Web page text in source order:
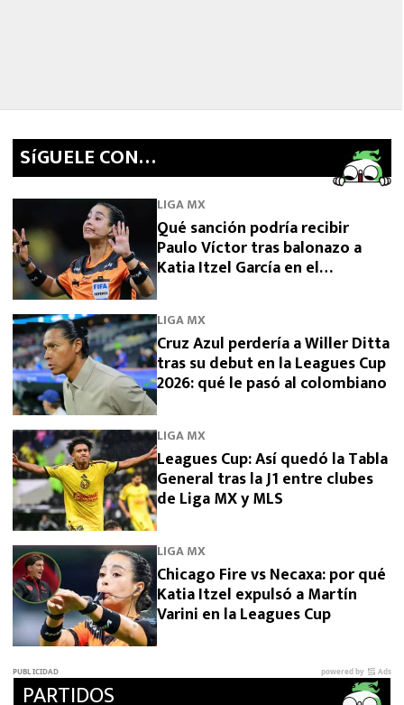
SíGUELE CON…
LIGA MX
Qué sanción podría recibir
Paulo Víctor tras balonazo a
Katia Itzel García en el
LIGA MX
Cruz Azul perdería a Willer Ditta
tras su debut en la Leagues Cup
2026: qué le pasó al colombiano
LIGA MX
Leagues Cup: Así quedó la Tabla
General tras la J1 entre clubes
de Liga MX y MLS
LIGA MX
Chicago Fire vs Necaxa: por qué
Katia Itzel expulsó a Martín
Varini en la Leagues Cup